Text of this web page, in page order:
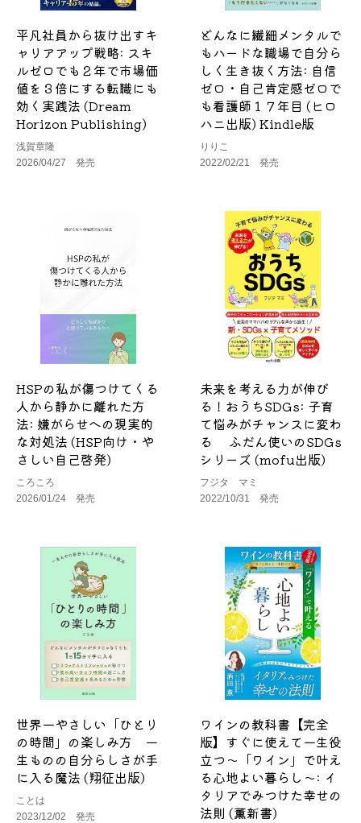
平凡社員から抜け出すキ
ャリアアップ戦略: スキ
ルゼロでも２年で市場価
値を３倍にする転職にも
効く実践法 (Dream
Horizon Publishing)
浅賀章隆
2026/04/27 発売
どんなに繊細メンタルで
もハードな職場で自分ら
しく生き抜く方法: 自信
ゼロ・自己肯定感ゼロで
も看護師１７年目 (ヒロ
ハニ出版) Kindle版
りりこ
2022/02/21 発売
HSPの私が傷つけてくる
人から静かに離れた方
法: 嫌がらせへの現実的
な対処法 (HSP向け・や
さしい自己啓発)
ころころ
2026/01/24 発売
未来を考える力が伸び
る！おうちSDGs: 子育
て悩みがチャンスに変わ
る ふだん使いのSDGs
シリーズ (mofu出版)
フジタ マミ
2022/10/31 発売
世界一やさしい「ひとり
の時間」の楽しみ方 一
生ものの自分らしさが手
に入る魔法 (翔征出版)
ことは
2023/12/02 発売
ワインの教科書【完全
版】すぐに使えて一生役
立つ～「ワイン」で叶え
る心地よい暮らし～: イ
タリアでみつけた幸せの
法則 (薫新書)